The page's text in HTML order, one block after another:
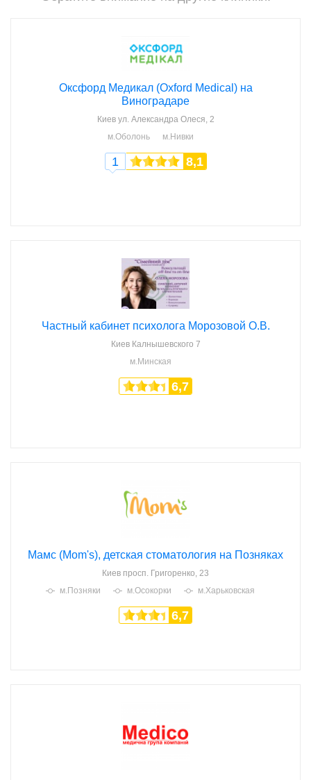
Оксфорд Медикал (Oxford Medical) на
Виноградаре
Киев ул. Александра Олеся, 2
м.Оболонь
м.Нивки
1 8,1
Частный кабинет психолога Морозовой О.В.
Киев Калнышевского 7
м.Минская
6,7
Мамс (Mom's), детская стоматология на Позняках
Киев просп. Григоренко, 23
м.Позняки
м.Осокорки м.Харьковская
6,7